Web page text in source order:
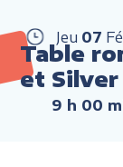
Jeu 07
Table
et Silver
9 h 00